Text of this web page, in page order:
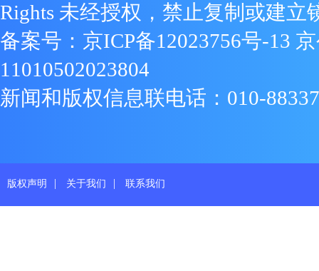
Rights 未经授权，禁止复制或建立
备案号： 京ICP备12023756号-13
11010502023804
新闻和版权信息联电话：010-
版权声明 关于我们 联系我们